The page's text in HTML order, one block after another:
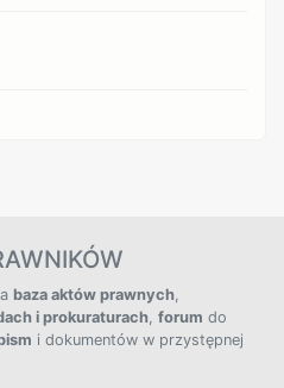
baza aktów prawnych,
i prokuraturach, forum do
i dokumentów w przystępnej